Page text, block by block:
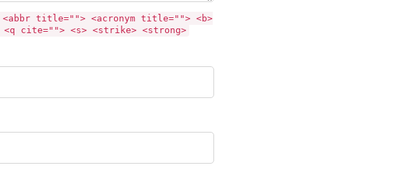
title=""> <acronym title=""> <b>
<q cite=""> <s> <strike> <strong>